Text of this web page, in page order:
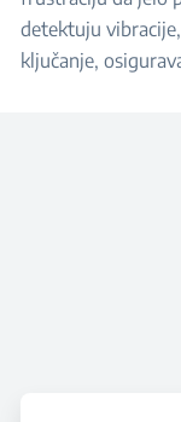
detektuju
ključanje,